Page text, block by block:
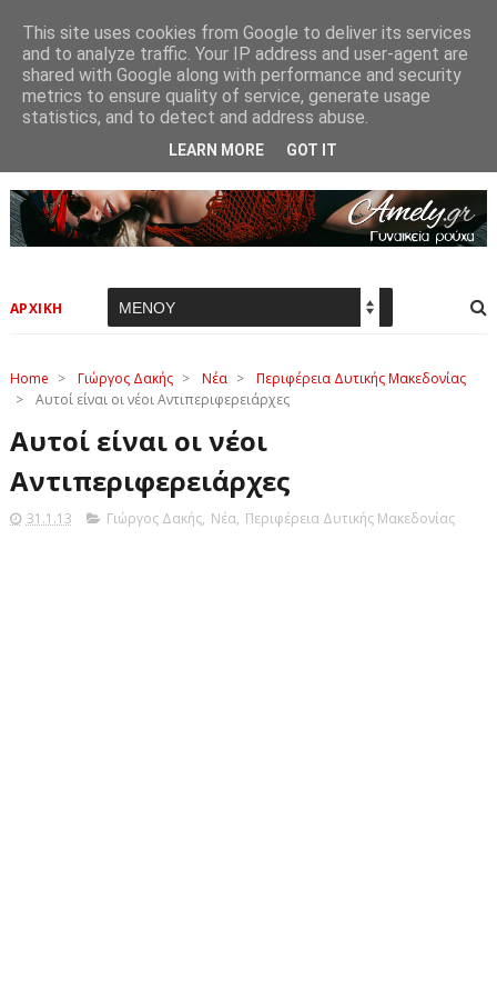
ΑΡΧΙΚΗ
Home > Γιώργος Δακής > Νέα >
Περιφέρεια Δυτικής Μακεδονίας
>
Αυτοί είναι οι νέοι Αντιπεριφερειάρχες
Αυτοί είναι οι νέοι
Αντιπεριφερειάρχες
31.1.13 Γιώργος Δακής, Νέα, Περιφέρεια Δυτικής Μακεδονίας
This site uses cookies from Google to deliver its services
and to analyze traffic. Your IP address and user-agent are
shared with Google along with performance and security
metrics to ensure quality of service, generate usage
statistics, and to detect and address abuse.
LEARN MORE GOT IT